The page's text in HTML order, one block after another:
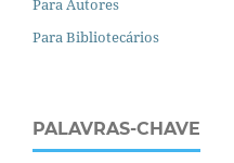
Para Autores
Para Bibliotecários
PALAVRAS-CHAVE